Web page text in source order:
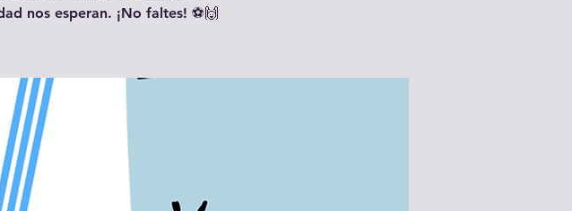
nos esperan. ¡No faltes! ⚽🙌